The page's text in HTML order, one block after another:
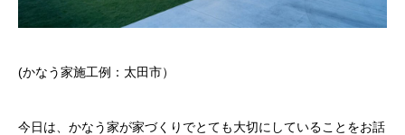
(かなう家施工例：太田市）
今日は、かなう家が家づくりでとても大切にしていることをお話